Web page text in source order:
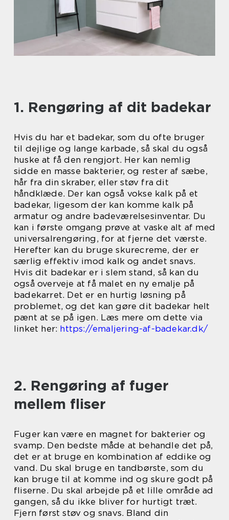
1. Rengøring af dit badekar
Hvis du har et badekar, som du ofte bruger
til dejlige og lange karbade, så skal du også
huske at få den rengjort. Her kan nemlig
sidde en masse bakterier, og rester af sæbe,
hår fra din skraber, eller støv fra dit
håndklæde. Der kan også vokse kalk på et
badekar, ligesom der kan komme kalk på
armatur og andre badeværelsesinventar. Du
kan i første omgang prøve at vaske alt af med
universalrengøring, for at fjerne det værste.
Herefter kan du bruge skurecreme, der er
særlig effektiv imod kalk og andet snavs.
Hvis dit badekar er i slem stand, så kan du
også overveje at få malet en ny emalje på
badekarret. Det er en hurtig løsning på
problemet, og det kan gøre dit badekar helt
pænt at se på igen. Læs mere om dette via
linket her: https://emaljering-af-badekar.dk/
2. Rengøring af fuger
mellem fliser
Fuger kan være en magnet for bakterier og
svamp. Den bedste måde at behandle det på,
det er at bruge en kombination af eddike og
vand. Du skal bruge en tandbørste, som du
kan bruge til at komme ind og skure godt på
fliserne. Du skal arbejde på et lille område ad
gangen, så du ikke bliver for hurtigt træt.
Fjern først støv og snavs. Bland din